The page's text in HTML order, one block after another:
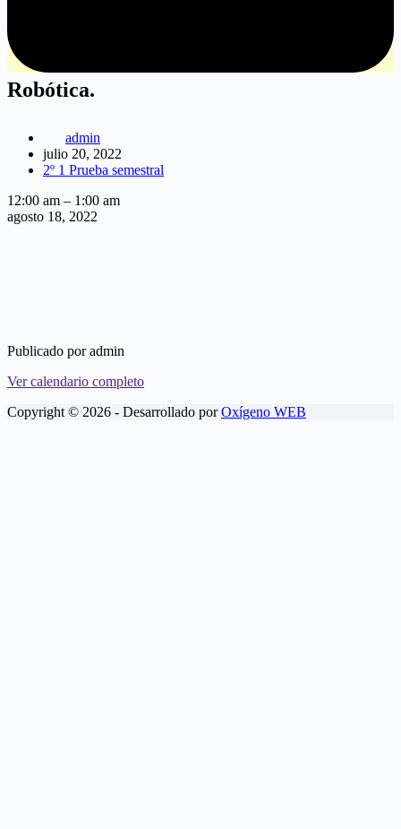
Robótica.
admin
julio 20, 2022
2º 1 Prueba semestral
Robótica.
12:00 am – 1:00 am
agosto 18, 2022
Publicado por admin
Ver calendario completo
Copyright © 2026 - Desarrollado porOxígeno WEB